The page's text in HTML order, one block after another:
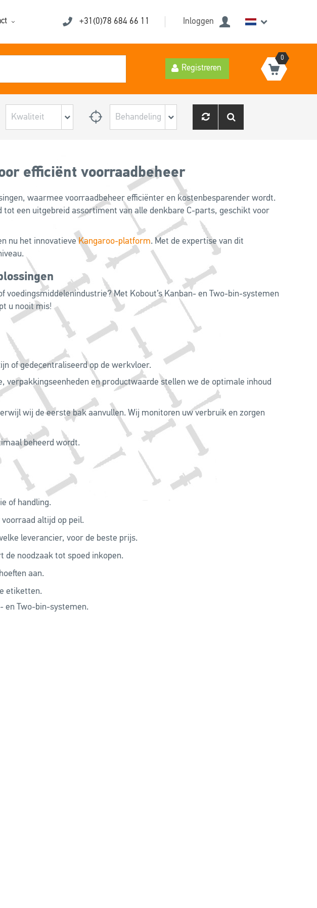
+31(0)78 684 66 11 Inloggen
Registreren
0
efficiënt voorraadbeheer
waarmee voorraadbeheer efficiënter en kostenbesparender wordt.
een uitgebreid assortiment van alle denkbare C-parts, geschikt voor
nu het innovatieveKangaroo-platform. Met de expertise van dit
Met Kobout’s Kanban- en Two-bin-systemen
u nooit mis!
of gedecentraliseerd op de werkvloer.
verpakkingseenheden en productwaarde stellen we de optimale inhoud
wij de eerste bak aanvullen. Wij monitoren uw verbruik en zorgen
beheerd wordt.
of handling.
altijd op peil.
leverancier, voor de beste prijs.
de noodzaak tot spoed inkopen.
aan.
etiketten.
en Two-bin-systemen.